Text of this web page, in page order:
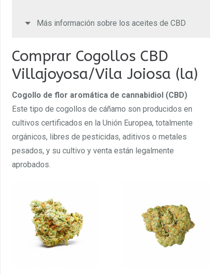
Más información sobre los aceites de CBD
Comprar Cogollos CBD
Villajoyosa/Vila Joiosa (la)
Cogollo de flor aromática de cannabidiol (CBD)
Este tipo de cogollos de cáñamo son producidos en
cultivos certificados en la Unión Europea, totalmente
orgánicos, libres de pesticidas, aditivos o metales
pesados, y su cultivo y venta están legalmente
aprobados.